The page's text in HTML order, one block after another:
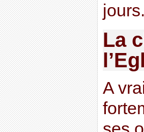
jours.
La
A